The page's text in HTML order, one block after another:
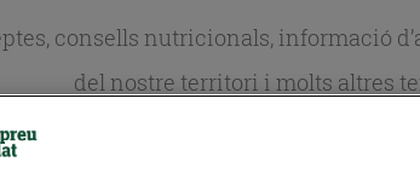
consells nutricionals, informació
del nostre territori i molts altres